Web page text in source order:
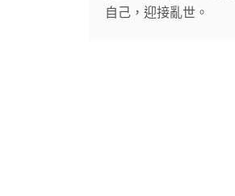
自己，迎接亂世。